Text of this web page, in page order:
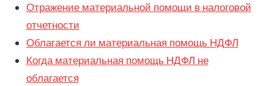
Отражение материальной помощи в налоговой
отчетности
Облагается ли материальная помощь НДФЛ
Когда материальная помощь НДФЛ не
облагается